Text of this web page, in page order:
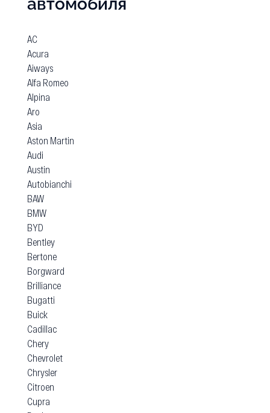
AC
Acura
Aiways
Alfa Romeo
Alpina
Aro
Asia
Aston Martin
Audi
Austin
Autobianchi
BAW
BMW
BYD
Bentley
Bertone
Borgward
Brilliance
Bugatti
Buick
Cadillac
Chery
Chevrolet
Chrysler
Citroen
Cupra